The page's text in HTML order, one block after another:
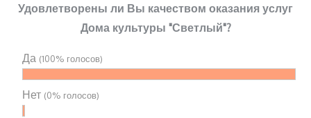
Удовлетворены ли Вы качеством оказания услуг
Дома культуры "Светлый"?
Да (100% голосов)
Нет (0% голосов)